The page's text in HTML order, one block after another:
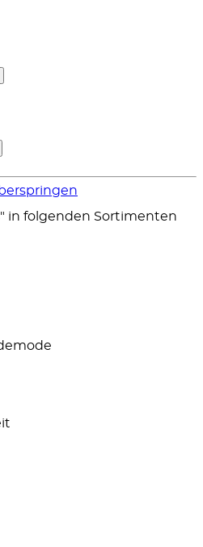
in folgenden Sortimenten